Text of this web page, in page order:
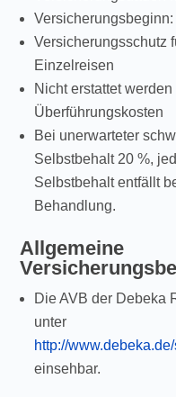
Versicherungsschutz
Einzelreisen
Nicht erstattet
Überführungskosten
Bei unerwarteter
Selbstbehalt 20 %,
Selbstbehalt entfällt
Behandlung.
Allgemeine
Die AVB der Debeka
unter
http://
einsehbar.